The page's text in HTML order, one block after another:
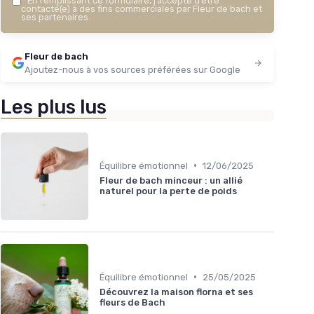
contacté(e) à des fins commerciales par Fleur de bach et
ses partenaires.
Fleur de bach
Ajoutez-nous à vos sources préférées sur Google
Les plus lus
Équilibre émotionnel • 12/06/2025
Fleur de bach minceur : un allié
naturel pour la perte de poids
Équilibre émotionnel •
25/05/2025
Découvrez la maison florna et ses
fleurs de Bach